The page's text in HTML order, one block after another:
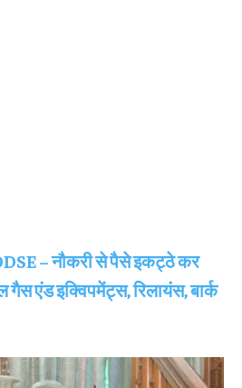
– नौकरी से पैसे इकट्ठे कर
एंड इक्विपमेंट्स, रिलायंस, बार्क